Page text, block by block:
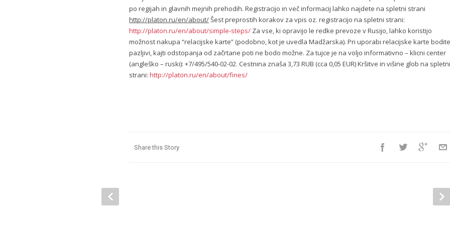
po regijah in glavnih mejnih prehodih. Registracijo in več informacij lahko najdete na spletni strani
http://platon.ru/en/about/Šest preprostih korakov za vpis oz. registracijo na spletni strani:
http://platon.ru/en/about/simple-steps/ Za vse, ki opravijo le redke prevoze v Rusijo, lahko koristijo
možnost nakupa “relacijske karte” (podobno, kot je uvedla Madžarska). Pri uporabi relacijske karte bodite
pazljivi, kajti odstopanja od začrtane poti ne bodo možne. Za tujce je na voljo informativno – klicni center
(angleško – ruski): +7/495/540-02-02. Cestnina znaša 3,73 RUB (cca 0,05 EUR) Kršitve in višine glob na spletni
strani: http://platon.ru/en/about/fines/
Share this Story